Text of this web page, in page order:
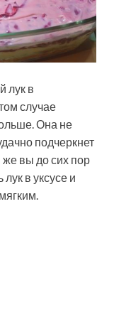
лук в
случае
Она не
подчеркнет
же вы до сих пор
в уксусе и